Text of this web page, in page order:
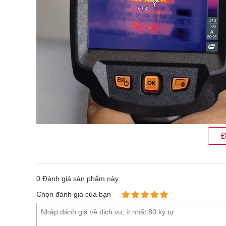
Thông số kỹ thuật Camera nhiệt Testo
Phạm vi đo: 7.5 đến 14 µm
0 Đánh giá sản phẩm này
Chọn đánh giá của bạn